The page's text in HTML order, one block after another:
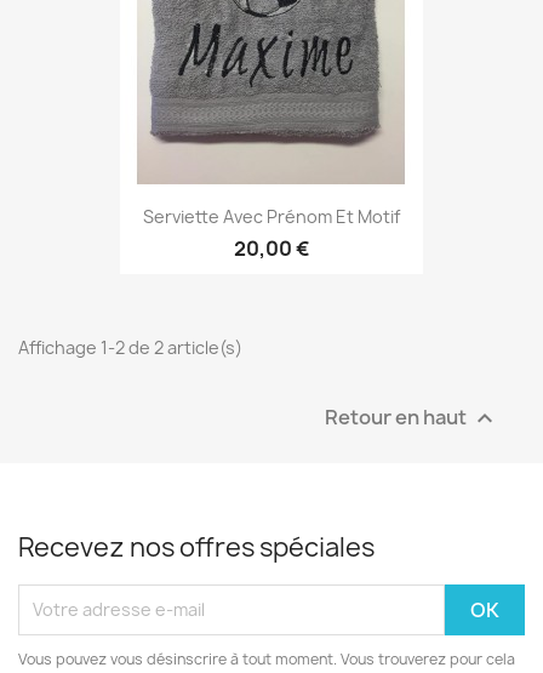
Serviette Avec Prénom Et Motif
20,00 €
Affichage 1-2 de 2 article(s)
Retour en haut 
Recevez nos offres spéciales
Vous pouvez vous désinscrire à tout moment. Vous trouverez pour cela